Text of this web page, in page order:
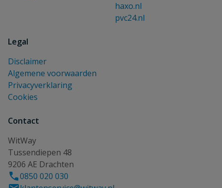
haxo.nl
pvc24.nl
Legal
Disclaimer
Algemene voorwaarden
Privacyverklaring
Cookies
Contact
WitWay
Tussendiepen 48
9206 AE Drachten
0850 020 030